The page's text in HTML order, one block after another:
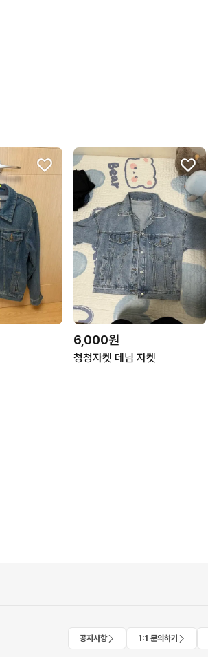
6,000원
청청자켓 데님 자켓
공지사항 1:1 문의하기